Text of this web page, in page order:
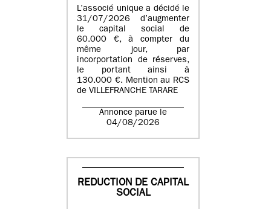
L’associé unique a décidé le
31/07/2026 d’augmenter
le capital social de
60.000 €, à compter du
même jour, par
incorportation de réserves,
le portant ainsi à
130.000 €. Mention au RCS
de VILLEFRANCHE TARARE
Annonce parue le
04/08/2026
REDUCTION DE CAPITAL
SOCIAL